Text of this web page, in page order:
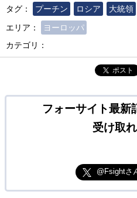
タグ： プーチン ロシア 大統領
エリア：
ヨーロッパ
カテゴリ：
ポスト
フォーサイト最新
受け取れ
@Fsightさ